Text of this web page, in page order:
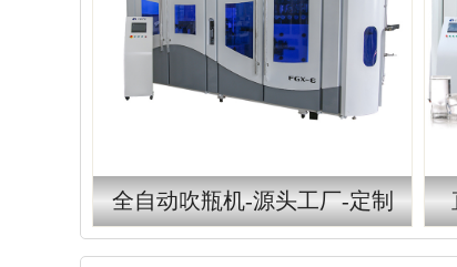
全自动吹瓶机-源头工厂-定制